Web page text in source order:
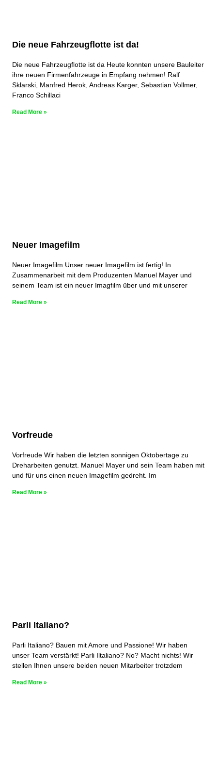
Die neue Fahrzeugflotte ist da!
Die neue Fahrzeugflotte ist da Heute konnten unsere Bauleiter
ihre neuen Firmenfahrzeuge in Empfang nehmen! Ralf
Sklarski, Manfred Herok, Andreas Karger, Sebastian Vollmer,
Franco Schillaci
Read More »
Neuer Imagefilm
Neuer Imagefilm Unser neuer Imagefilm ist fertig! In
Zusammenarbeit mit dem Produzenten Manuel Mayer und
seinem Team ist ein neuer Imagfilm über und mit unserer
Read More »
Vorfreude
Vorfreude Wir haben die letzten sonnigen Oktobertage zu
Dreharbeiten genutzt. Manuel Mayer und sein Team haben mit
und für uns einen neuen Imagefilm gedreht. Im
Read More »
Parli Italiano?
Parli Italiano? Bauen mit Amore und Passione! Wir haben
unser Team verstärkt! Parli Iltaliano? No? Macht nichts! Wir
stellen Ihnen unsere beiden neuen Mitarbeiter trotzdem
Read More »